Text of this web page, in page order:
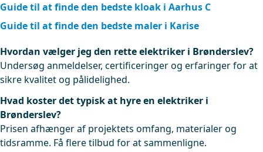
Guide til at finde den bedste kloak i Aarhus C
Guide til at finde den bedste maler i Karise
Hvordan vælger jeg den rette elektriker i Brønderslev?
Undersøg anmeldelser, certificeringer og erfaringer for at
sikre kvalitet og pålidelighed.
Hvad koster det typisk at hyre en elektriker i
Brønderslev?
Prisen afhænger af projektets omfang, materialer og
tidsramme. Få flere tilbud for at sammenligne.